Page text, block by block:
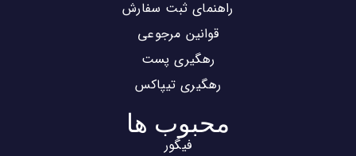
راهنمای ثبت سفارش
قوانین مرجوعی
رهگیری پست
رهگیری تیپاکس
محبوب ها
فیگور